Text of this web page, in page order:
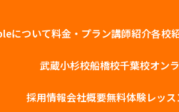
について料金・プラン講師紹介各校
武蔵小杉校船橋校千葉校オン
採用情報会社概要無料体験レッス